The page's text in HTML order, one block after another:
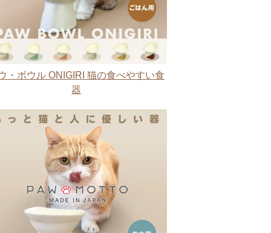
・ボウル ONIGIRI 猫の食べやすい食
器